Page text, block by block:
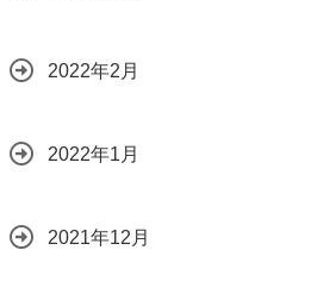
2022年2月
2022年1月
2021年12月